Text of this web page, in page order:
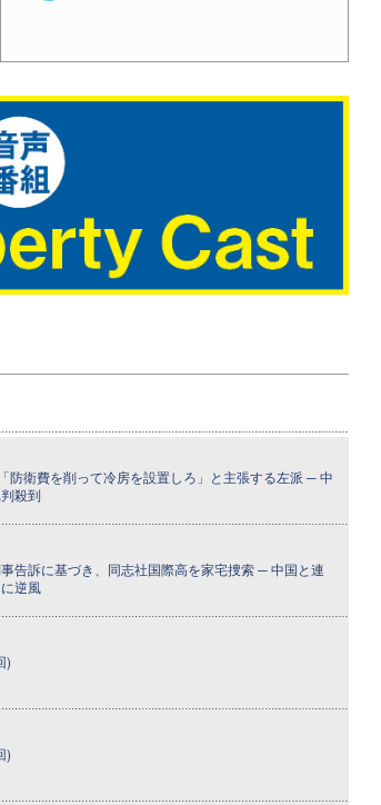
防衛費を削って冷房を設置しろ」と主張する左派 ─ 中
殺到
告訴に基づき、同志社国際高を家宅捜索 ─ 中国と連
逆風
)
)